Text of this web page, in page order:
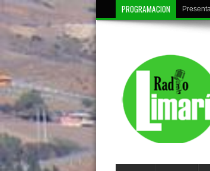
PROGRAMACION